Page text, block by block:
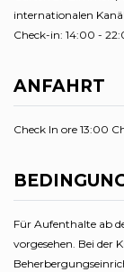
internationalen
Check-in: 14:00 -
ANFAHRT
Check In ore 13:00
Für Aufenthalte ab
vorgesehen. Bei der